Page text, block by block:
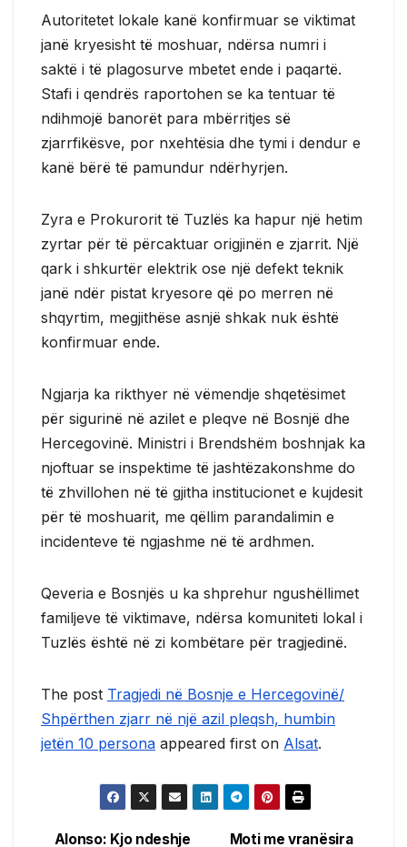
Autoritetet lokale kanë konfirmuar se viktimat
janë kryesisht të moshuar, ndërsa numri i
saktë i të plagosurve mbetet ende i paqartë.
Stafi i qendrës raportohen se ka tentuar të
ndihmojë banorët para mbërritjes së
zjarrfikësve, por nxehtësia dhe tymi i dendur e
kanë bërë të pamundur ndërhyrjen.
Zyra e Prokurorit të Tuzlës ka hapur një hetim
zyrtar për të përcaktuar origjinën e zjarrit. Një
qark i shkurtër elektrik ose një defekt teknik
janë ndër pistat kryesore që po merren në
shqyrtim, megjithëse asnjë shkak nuk është
konfirmuar ende.
Ngjarja ka rikthyer në vëmendje shqetësimet
për sigurinë në azilet e pleqve në Bosnjë dhe
Hercegovinë. Ministri i Brendshëm boshnjak ka
njoftuar se inspektime të jashtëzakonshme do
të zhvillohen në të gjitha institucionet e kujdesit
për të moshuarit, me qëllim parandalimin e
incidenteve të ngjashme në të ardhmen.
Qeveria e Bosnjës u ka shprehur ngushëllimet
familjeve të viktimave, ndërsa komuniteti lokal i
Tuzlës është në zi kombëtare për tragjedinë.
The post Tragjedi në Bosnje e Hercegovinë/
Shpërthen zjarr në një azil pleqsh, humbin
jetën 10 persona appeared first on Alsat.
Moti me vranësira
Alonso: Kjo ndeshje